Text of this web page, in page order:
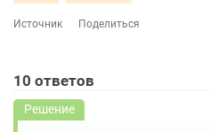
Источник
Поделиться
10 ответов
Решение